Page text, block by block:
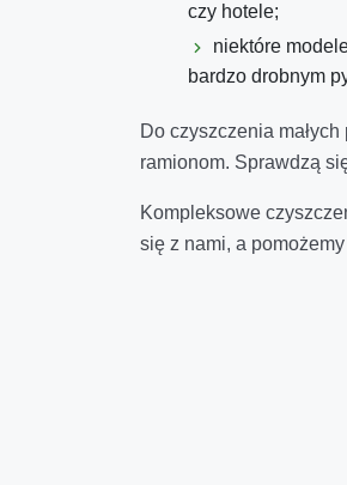
czy hotele;
niektóre
bardzo drobnym
Do czyszczenia
ramionom. Sprawdzą
Kompleksowe
się z nami, a